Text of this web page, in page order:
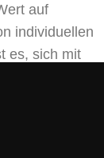
auf
individuellen
es, sich mit